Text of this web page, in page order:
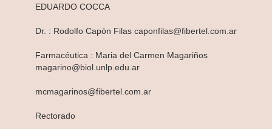
EDUARDO COCCA
Dr. : Rodolfo Capón Filas caponfilas@fibertel.com.ar
Farmacéutica : Maria del Carmen Magariños
magarino@biol.unlp.edu.ar
mcmagarinos@fibertel.com.ar
Rectorado